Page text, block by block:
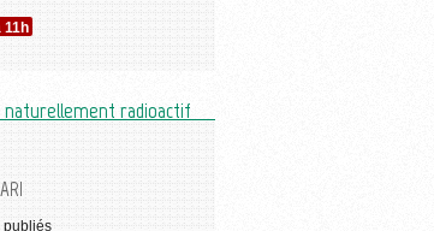
11h
naturellement radioactif
publiés